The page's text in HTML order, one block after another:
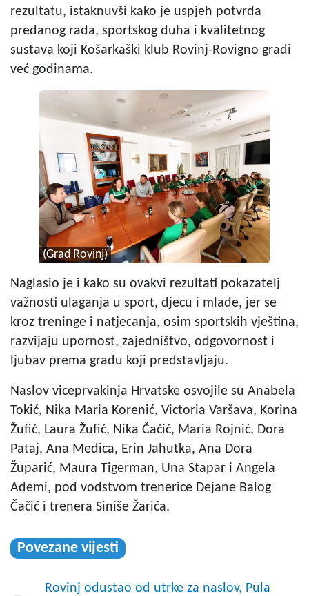
rezultatu, istaknuvši kako je uspjeh potvrda
predanog rada, sportskog duha i kvalitetnog
sustava koji Košarkaški klub Rovinj-Rovigno gradi
već godinama.
(Grad Rovinj)
Naglasio je i kako su ovakvi rezultati pokazatelj
važnosti ulaganja u sport, djecu i mlade, jer se
kroz treninge i natjecanja, osim sportskih vještina,
razvijaju upornost, zajedništvo, odgovornost i
ljubav prema gradu koji predstavljaju.
Naslov viceprvakinja Hrvatske osvojile su Anabela
Tokić, Nika Maria Korenić, Victoria Varšava, Korina
Žufić, Laura Žufić, Nika Čačić, Maria Rojnić, Dora
Pataj, Ana Medica, Erin Jahutka, Ana Dora
Župarić, Maura Tigerman, Una Stapar i Angela
Ademi, pod vodstvom trenerice Dejane Balog
Čačić i trenera Siniše Žarića.
Povezane vijesti
Rovinj odustao od utrke za naslov, Pula